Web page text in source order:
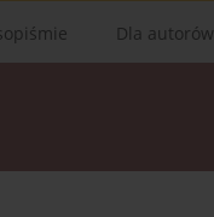
Dla autorów